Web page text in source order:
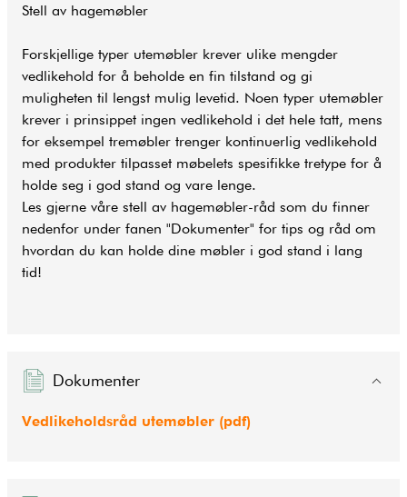
Stell av hagemøbler
Forskjellige typer utemøbler krever ulike mengder
vedlikehold for å beholde en fin tilstand og gi
muligheten til lengst mulig levetid. Noen typer utemøbler
krever i prinsippet ingen vedlikehold i det hele tatt, mens
for eksempel tremøbler trenger kontinuerlig vedlikehold
med produkter tilpasset møbelets spesifikke tretype for å
holde seg i god stand og vare lenge.
Les gjerne våre stell av hagemøbler-råd som du finner
nedenfor under fanen "Dokumenter" for tips og råd om
hvordan du kan holde dine møbler i god stand i lang
tid!
Dokumenter
Vedlikeholdsråd utemøbler (pdf)